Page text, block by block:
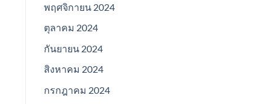
พฤศจิกายน 2024
ตุลาคม 2024
กันยายน 2024
สิงหาคม 2024
กรกฎาคม 2024